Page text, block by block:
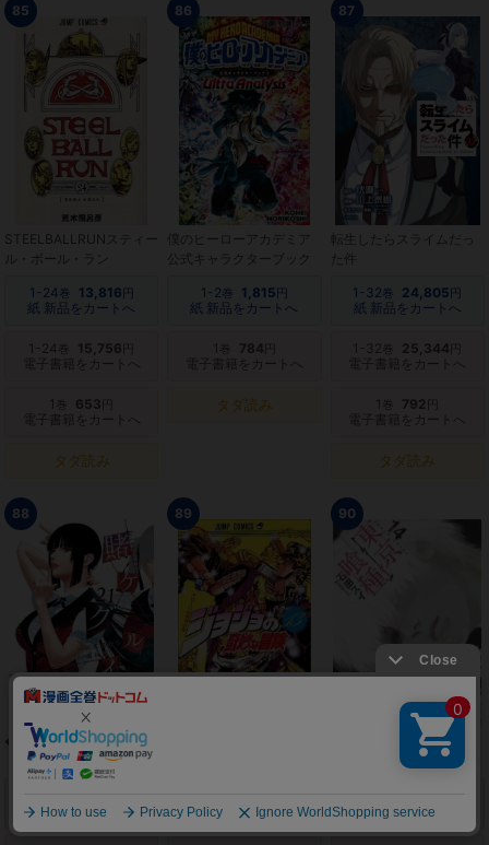
85
STEELBALLRUNスティー
ル・ボール・ラン
1-24巻 13,816 円
紙 新品をカートへ
1-24 巻 15,756
電子書籍をカートへ
1 巻 653
電子書籍をカートへ
タダ読み
86
僕のヒーローアカデミア
公式キャラクターブック
1-2巻 1,815 円
紙 新品をカートへ
1 巻 784
電子書籍をカートへ
タダ読み
87
転生したらスライムだっ
た件
1-32巻 24,805 円
紙 新品をカートへ
1-32 巻 25,344
電子書籍をカートへ
1 巻 792
電子書籍をカートへ
タダ読み
88
◆特典あり◆賭ケグルイ
紙 新品をカートへ
89
紙 新品をカートへ
90
東京喰種トーキョーグー
紙 新品をカートへ